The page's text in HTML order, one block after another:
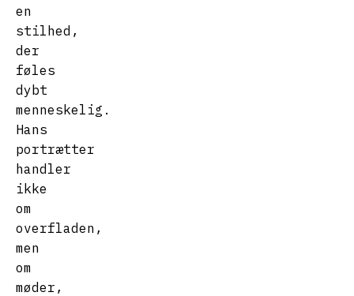
en
stilhed,
der
føles
dybt
menneskelig.
Hans
portrætter
handler
ikke
om
overfladen,
men
om
møder,